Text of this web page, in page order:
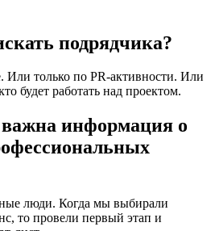
подрядчика?
Или только по PR-активности. Или
будет работать над проектом.
информация о
люди. Когда мы выбирали
то провели первый этап и